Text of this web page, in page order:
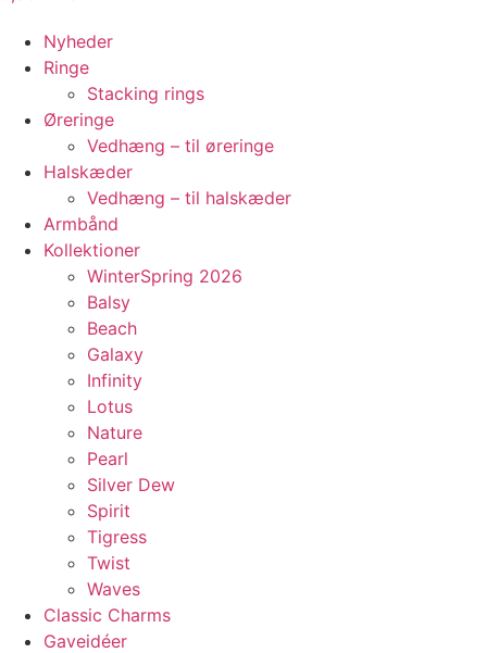
Nyheder
Ringe
Stacking rings
Øreringe
Vedhæng – til øreringe
Halskæder
Vedhæng – til halskæder
Armbånd
Kollektioner
WinterSpring 2026
Balsy
Beach
Galaxy
Infinity
Lotus
Nature
Pearl
Silver Dew
Spirit
Tigress
Twist
Waves
Classic Charms
Gaveidéer